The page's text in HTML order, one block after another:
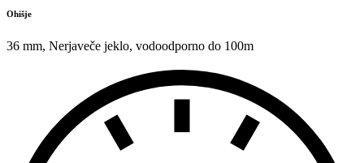
Ohišje
36 mm, Nerjaveče jeklo, vodoodporno do 100m